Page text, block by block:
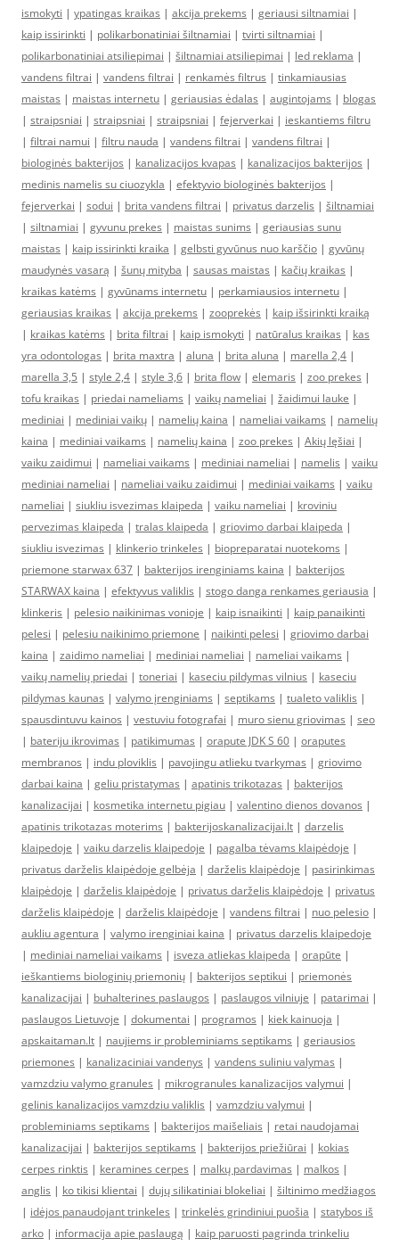
ismokyti | ypatingas kraikas | akcija prekems | geriausi siltnamiai |
kaip issirinkti | polikarbonatiniai šiltnamiai | tvirti siltnamiai |
polikarbonatiniai atsiliepimai | šiltnamiai atsiliepimai | led reklama |
vandens filtrai | vandens filtrai | renkamės filtrus | tinkamiausias
maistas | maistas internetu | geriausias ėdalas | augintojams | blogas
| straipsniai | straipsniai | straipsniai | fejerverkai | ieskantiems filtru
| filtrai namui | filtru nauda | vandens filtrai | vandens filtrai |
biologinės bakterijos | kanalizacijos kvapas | kanalizacijos bakterijos |
medinis namelis su ciuozykla | efektyvio biologinės bakterijos |
fejerverkai | sodui | brita vandens filtrai | privatus darzelis | šiltnamiai
| siltnamiai | gyvunu prekes | maistas sunims | geriausias sunu
maistas | kaip issirinkti kraika | gelbsti gyvūnus nuo karščio | gyvūnų
maudynės vasarą | šunų mityba | sausas maistas | kačių kraikas |
kraikas katėms | gyvūnams internetu | perkamiausios internetu |
geriausias kraikas | akcija prekems | zooprekės | kaip išsirinkti kraiką
| kraikas katėms | brita filtrai | kaip ismokyti | natūralus kraikas | kas
yra odontologas | brita maxtra | aluna | brita aluna | marella 2,4 |
marella 3,5 | style 2,4 | style 3,6 | brita flow | elemaris | zoo prekes |
tofu kraikas | priedai nameliams | vaikų nameliai | žaidimui lauke |
mediniai | mediniai vaikų | namelių kaina | nameliai vaikams | namelių
kaina | mediniai vaikams | namelių kaina | zoo prekes | Akių lęšiai |
vaiku zaidimui | nameliai vaikams | mediniai nameliai | namelis | vaiku
mediniai nameliai | nameliai vaiku zaidimui | mediniai vaikams | vaiku
nameliai | siukliu isvezimas klaipeda | vaiku nameliai | kroviniu
pervezimas klaipeda | tralas klaipeda | griovimo darbai klaipeda |
siukliu isvezimas | klinkerio trinkeles | biopreparatai nuotekoms |
priemone starwax 637 | bakterijos irenginiams kaina | bakterijos
STARWAX kaina | efektyvus valiklis | stogo danga renkames geriausia |
klinkeris | pelesio naikinimas vonioje | kaip isnaikinti | kaip panaikinti
pelesi | pelesiu naikinimo priemone | naikinti pelesi | griovimo darbai
kaina | zaidimo nameliai | mediniai nameliai | nameliai vaikams |
vaikų namelių priedai | toneriai | kaseciu pildymas vilnius | kaseciu
pildymas kaunas | valymo įrenginiams | septikams | tualeto valiklis |
spausdintuvu kainos | vestuviu fotografai | muro sienu griovimas | seo
| bateriju ikrovimas | patikimumas | orapute JDK S 60 | oraputes
membranos | indu ploviklis | pavojingu atlieku tvarkymas | griovimo
darbai kaina | geliu pristatymas | apatinis trikotazas | bakterijos
kanalizacijai | kosmetika internetu pigiau | valentino dienos dovanos |
apatinis trikotazas moterims | bakterijoskanalizacijai.lt | darzelis
klaipedoje | vaiku darzelis klaipedoje | pagalba tėvams klaipėdoje |
privatus darželis klaipėdoje gelbėja | darželis klaipėdoje | pasirinkimas
klaipėdoje | darželis klaipėdoje | privatus darželis klaipėdoje | privatus
darželis klaipėdoje | darželis klaipėdoje | vandens filtrai | nuo pelesio |
aukliu agentura | valymo irenginiai kaina | privatus darzelis klaipedoje
| mediniai nameliai vaikams | isveza atliekas klaipeda | orapūte |
ieškantiems biologinių priemonių | bakterijos septikui | priemonės
kanalizacijai | buhalterines paslaugos | paslaugos vilniuje | patarimai |
paslaugos Lietuvoje | dokumentai | programos | kiek kainuoja |
apskaitaman.lt | naujiems ir probleminiams septikams | geriausios
priemones | kanalizaciniai vandenys | vandens suliniu valymas |
vamzdziu valymo granules | mikrogranules kanalizacijos valymui |
gelinis kanalizacijos vamzdziu valiklis | vamzdziu valymui |
probleminiams septikams | bakterijos maišeliais | retai naudojamai
kanalizacijai | bakterijos septikams | bakterijos priežiūrai | kokias
cerpes rinktis | keramines cerpes | malkų pardavimas | malkos |
anglis | ko tikisi klientai | dujų silikatiniai blokeliai | šiltinimo medžiagos
| idėjos panaudojant trinkeles | trinkelės grindiniui puošia | statybos iš
arko | informacija apie paslaugą | kaip paruosti pagrinda trinkeliu